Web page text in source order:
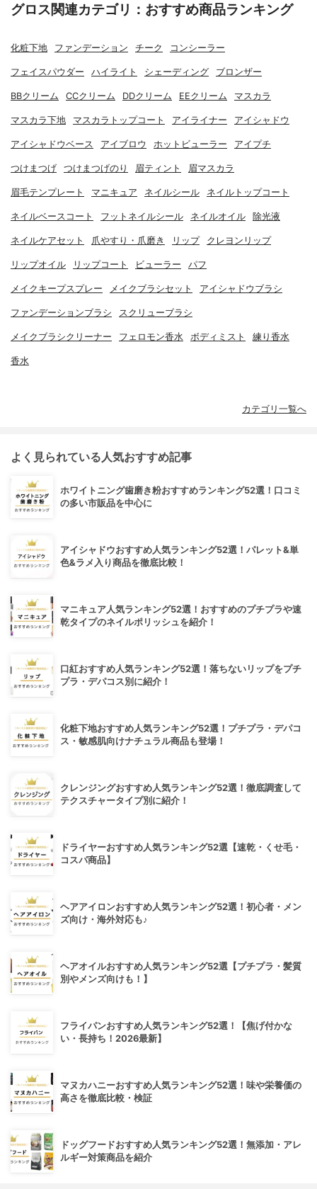
グロス関連カテゴリ：おすすめ商品ランキング
化粧下地 ファンデーション チーク コンシーラー
フェイスパウダー ハイライト シェーディング ブロンザー
BBクリーム CCクリーム DDクリーム EEクリーム マスカラ
マスカラ下地 マスカラトップコート アイライナー アイシャドウ
アイシャドウベース アイブロウ ホットビューラー アイプチ
つけまつげ つけまつげのり 眉ティント 眉マスカラ
眉毛テンプレート マニキュア ネイルシール ネイルトップコート
ネイルベースコート フットネイルシール ネイルオイル 除光液
ネイルケアセット 爪やすり・爪磨き リップ クレヨンリップ
リップオイル リップコート ビューラー パフ
メイクキープスプレー メイクブラシセット アイシャドウブラシ
ファンデーションブラシ スクリューブラシ
メイクブラシクリーナー フェロモン香水 ボディミスト 練り香水
香水
カテゴリ一覧へ
よく見られている人気おすすめ記事
ホワイトニング歯磨き粉おすすめランキング52選！口コミ
の多い市販品を中心に
アイシャドウおすすめ人気ランキング52選！パレット&単
色&ラメ入り商品を徹底比較！
マニキュア人気ランキング52選！おすすめのプチプラや速
乾タイプのネイルポリッシュを紹介！
口紅おすすめ人気ランキング52選！落ちないリップをプチ
プラ・デパコス別に紹介！
化粧下地おすすめ人気ランキング52選！プチプラ・デパコ
ス・敏感肌向けナチュラル商品も登場！
クレンジングおすすめ人気ランキング52選！徹底調査して
テクスチャータイプ別に紹介！
ドライヤーおすすめ人気ランキング52選【速乾・くせ毛・
コスパ商品】
ヘアアイロンおすすめ人気ランキング52選！初心者・メン
ズ向け・海外対応も♪
ヘアオイルおすすめ人気ランキング52選【プチプラ・髪質
別やメンズ向けも！】
フライパンおすすめ人気ランキング52選！【焦げ付かな
い・長持ち！2026最新】
マヌカハニーおすすめ人気ランキング52選！味や栄養価の
高さを徹底比較・検証
ドッグフードおすすめ人気ランキング52選！無添加・アレ
ルギー対策商品を紹介